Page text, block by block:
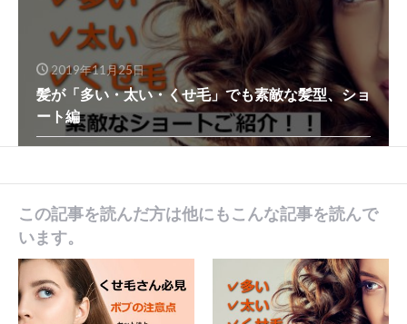
2019年11月25日
髪が「多い・太い・くせ毛」でも素敵な髪型、ショ
ート編
この記事を読んだ方は他にもこんな記事を読んで
います。